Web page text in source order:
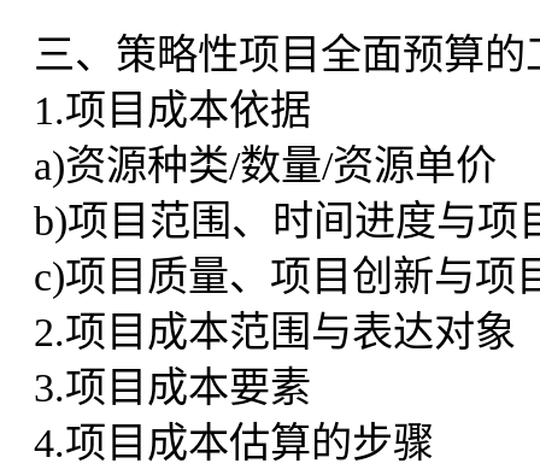
三、策略性项目全面预算的
1.项目成本依据
a)资源种类/数量/资源单价
b)项目范围、时间进度与项
c)项目质量、项目创新与项
2.项目成本范围与表达对象
3.项目成本要素
4.项目成本估算的步骤